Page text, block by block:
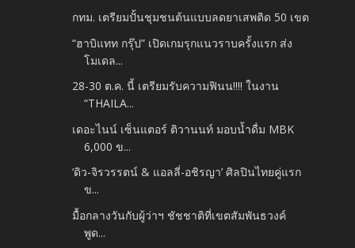
กทม. เตรียมปั้นชุมชนต้นแบบลดยาเสพติด 50 เขต
“ฮาบิแทท กรุ๊ป” เปิดเกมรุกแนวราบครั้งแรก ส่ง
โมเดล...
28-30 ต.ค. นี้ เตรียมรับความฟินน!!!! ในงาน
“THAILA...
เดอะไนน์ เซ็นแตอร์ ติวานนท์ มอบน้ำดื่ม MBK
6,000 ข...
‘ดิว-จิรวรรตน์ & แอลลี่-อชิรญา’ ศิลปินไทยคู่แรก
ข...
มื้อกลางวันกับผู้ว่าฯ ชัชชาติที่เขตสัมพันธวงค์
พูด...